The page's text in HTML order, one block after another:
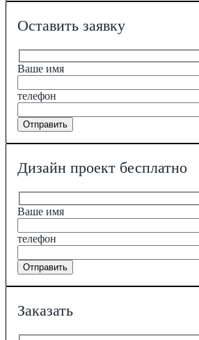
Оставить заявку
Ваше имя
телефон
Дизайн проект бесплатно
Ваше имя
телефон
Заказать